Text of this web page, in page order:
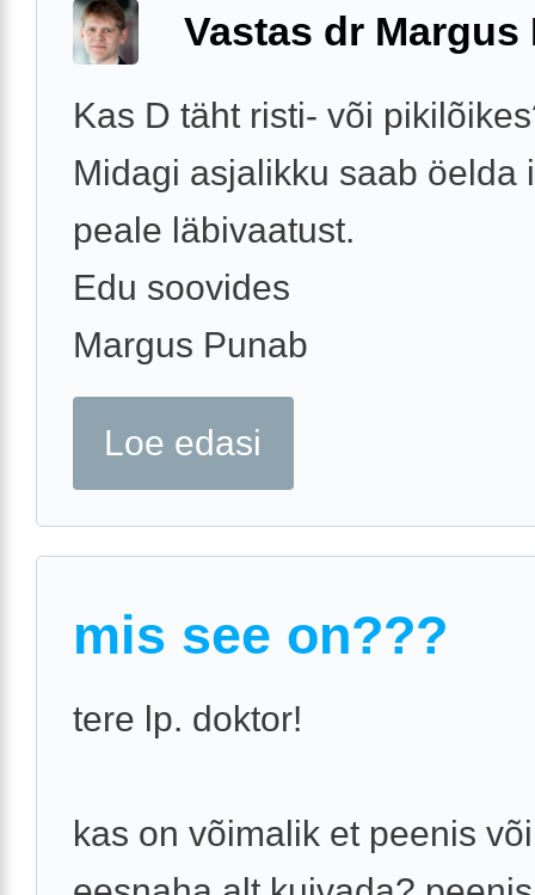
Vastas dr Margus
Kas D täht risti- või
Midagi asjalikku saab öelda
peale läbivaatust.
Edu soovides
Margus Punab
Loe edasi
mis see on???
tere lp. doktor!
kas on võimalik et peenis